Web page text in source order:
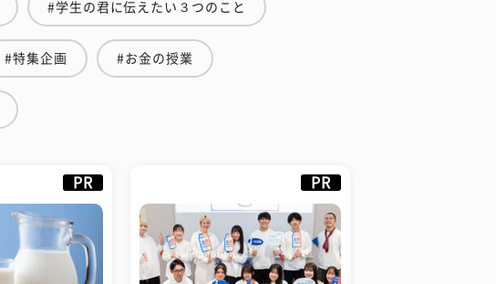
#学生の君に伝えたい３つのこと
#特集企画 #お金の授業
PR PR